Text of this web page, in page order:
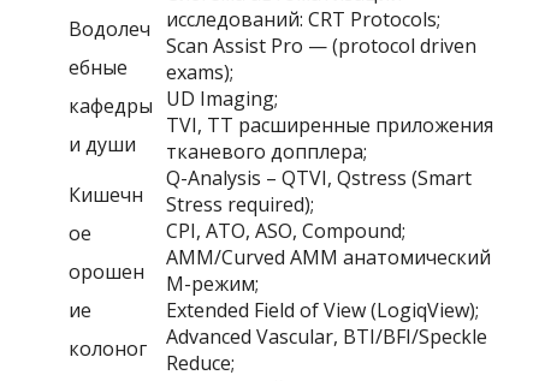
Водолеч
ебные
кафедры
и души
Кишечн
ое
орошен
ие
колоног
исследований:CRT Protocols;
Scan Assist Pro — (protocol driven
exams);
UD Imaging;
TVI, TT расширенные приложения
тканевого допплера;
Q-Analysis –QTVI,Qstress(Smart
Stress required);
CPI,ATO,ASO,Compound;
AMM/Curved AMMанатомический
М-режим;
Extended Field of View (LogiqView);
Advanced Vascular, BTI/BFI/Speckle
Reduce;